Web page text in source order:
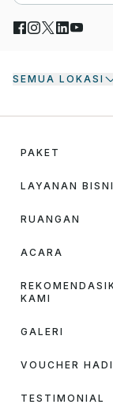
SEMUA LOKASI
PAKET
LAYANAN
RUANGAN
ACARA
KAMI
GALERI
VOUCHER
TESTIMONIAL